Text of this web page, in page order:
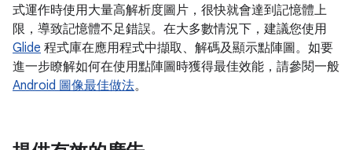
式運作時使用大量高解析度圖片，很快就會達到記憶體上
限，導致記憶體不足錯誤。在大多數情況下，建議您使用
Glide 程式庫在應用程式中擷取、解碼及顯示點陣圖。如要
進一步瞭解如何在使用點陣圖時獲得最佳效能，請參閱一般
Android 圖像最佳做法。